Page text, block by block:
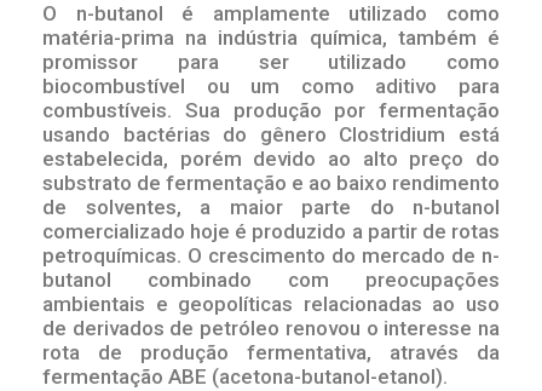
O n-butanol é amplamente utilizado como
matéria-prima na indústria química, também é
promissor para ser utilizado como
biocombustível ou um como aditivo para
combustíveis. Sua produção por fermentação
usando bactérias do gênero Clostridium está
estabelecida, porém devido ao alto preço do
substrato de fermentação e ao baixo rendimento
de solventes, a maior parte do n-butanol
comercializado hoje é produzido a partir de rotas
petroquímicas. O crescimento do mercado de n-
butanol combinado com preocupações
ambientais e geopolíticas relacionadas ao uso
de derivados de petróleo renovou o interesse na
rota de produção fermentativa, através da
fermentação ABE (acetona-butanol-etanol).